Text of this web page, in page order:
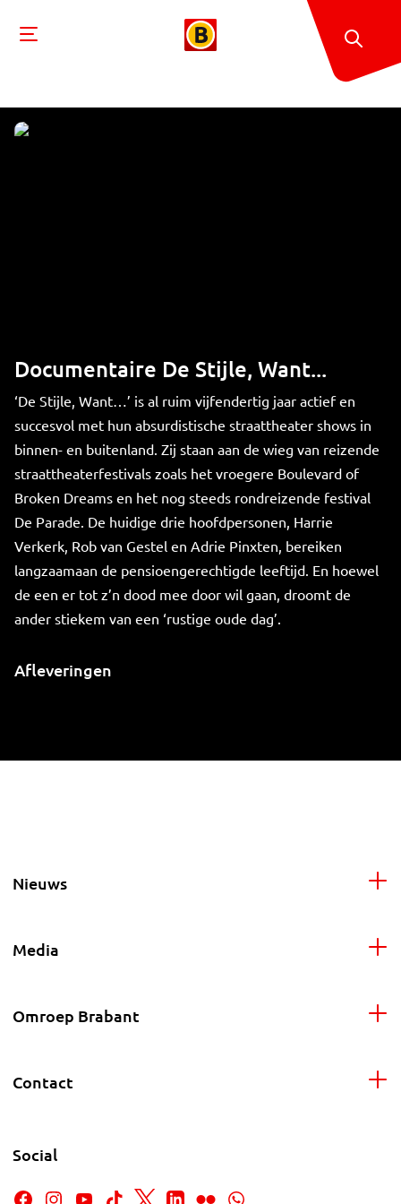
Documentaire De Stijle, Want...
‘De Stijle, Want…’ is al ruim vijfendertig jaar actief en
succesvol met hun absurdistische straattheater shows in
binnen- en buitenland. Zij staan aan de wieg van reizende
straattheaterfestivals zoals het vroegere Boulevard of
Broken Dreams en het nog steeds rondreizende festival
De Parade. De huidige drie hoofdpersonen, Harrie
Verkerk, Rob van Gestel en Adrie Pinxten, bereiken
langzaamaan de pensioengerechtigde leeftijd. En hoewel
de een er tot z’n dood mee door wil gaan, droomt de
ander stiekem van een ‘rustige oude dag’.
Afleveringen
Nieuws
Media
Omroep Brabant
Contact
Social